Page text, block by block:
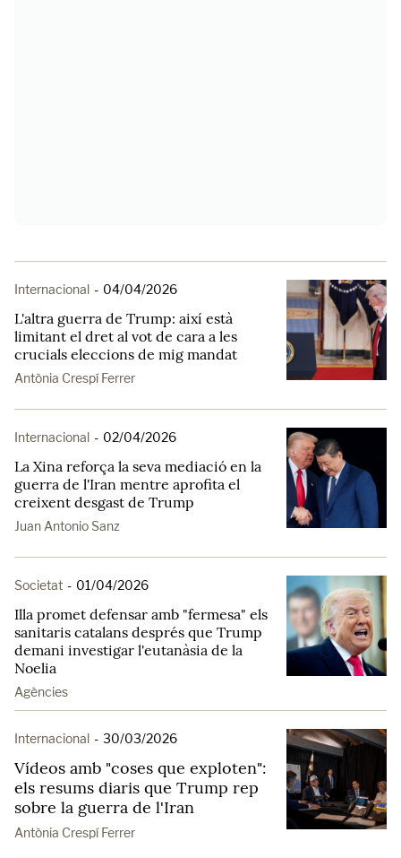
Internacional - 04/04/2026
L'altra guerra de Trump: així està
limitant el dret al vot de cara a les
crucials eleccions de mig mandat
Antònia Crespí Ferrer
Internacional - 02/04/2026
La Xina reforça la seva mediació en la
guerra de l'Iran mentre aprofita el
creixent desgast de Trump
Juan Antonio Sanz
Societat - 01/04/2026
Illa promet defensar amb "fermesa" els
sanitaris catalans després que Trump
demani investigar l'eutanàsia de la
Noelia
Agències
Internacional - 30/03/2026
Vídeos amb "coses que exploten":
els resums diaris que Trump rep
sobre la guerra de l'Iran
Antònia Crespí Ferrer